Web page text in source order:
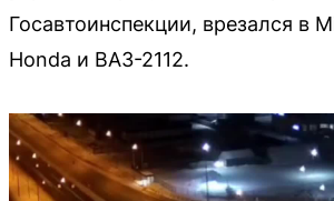
Госавтоинспекции, врезался в
Honda и ВАЗ-2112.